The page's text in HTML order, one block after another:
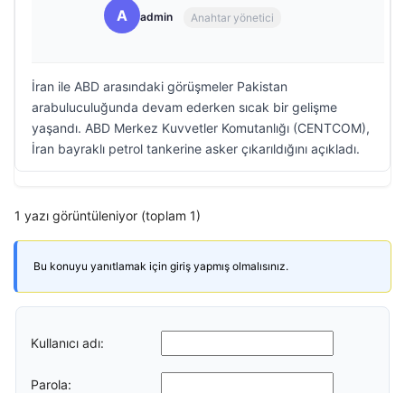
A admin Anahtar yönetici
İran ile ABD arasındaki görüşmeler Pakistan
arabuluculuğunda devam ederken sıcak bir gelişme
yaşandı. ABD Merkez Kuvvetler Komutanlığı (CENTCOM),
İran bayraklı petrol tankerine asker çıkarıldığını açıkladı.
1 yazı görüntüleniyor (toplam 1)
Bu konuyu yanıtlamak için giriş yapmış olmalısınız.
Kullanıcı adı:
Parola: